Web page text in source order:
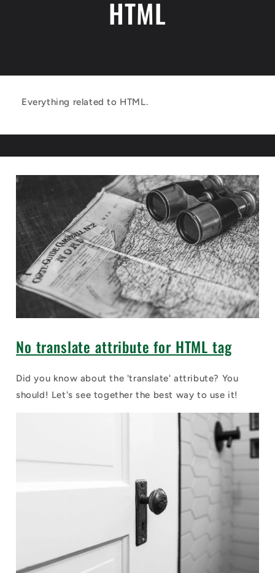
HTML
Everything related to HTML.
No translate attribute for HTML tag
Did you know about the 'translate' attribute? You
should! Let's see together the best way to use it!